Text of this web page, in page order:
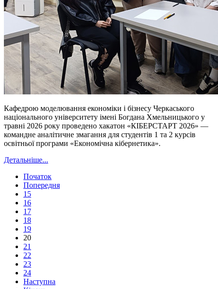
Кафедрою моделювання економіки і бізнесу Черкаського
національного університету імені Богдана Хмельницького у
травні 2026 року проведено хакатон «КІБЕРСТАРТ 2026» —
командне аналітичне змагання для студентів 1 та 2 курсів
освітньої програми «Економічна кібернетика».
Детальніше...
Початок
Попередня
15
16
17
18
19
20
21
22
23
24
Наступна